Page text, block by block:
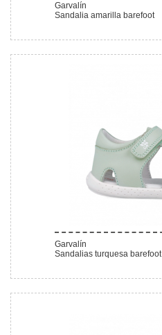
Garvalín
Sandalia amarilla barefoot
Garvalín
Sandalias turquesa barefoot